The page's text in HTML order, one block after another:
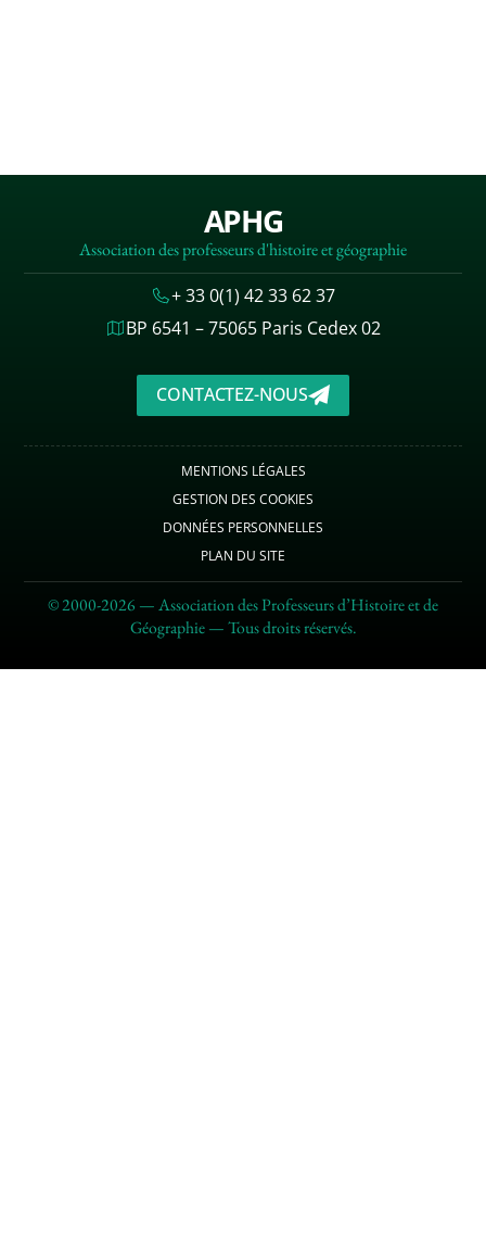
APHG
Association des professeurs d'histoire et géographie
+ 33 0(1) 42 33 62 37
BP 6541 – 75065 Paris Cedex 02
CONTACTEZ-NOUS
MENTIONS LÉGALES
GESTION DES COOKIES
DONNÉES PERSONNELLES
PLAN DU SITE
© 2000-2026 — Association des Professeurs d’Histoire et de
Géographie — Tous droits réservés.